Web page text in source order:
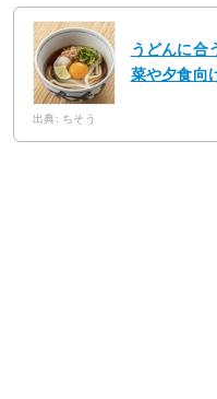
うどんに合
菜や夕食向
出典: ちそう